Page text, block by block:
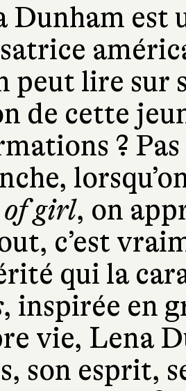
Dunham est
peut lire
de cette
?
girl, on
c’est
qui la
, inspirée en
vie, Lena
son esprit,